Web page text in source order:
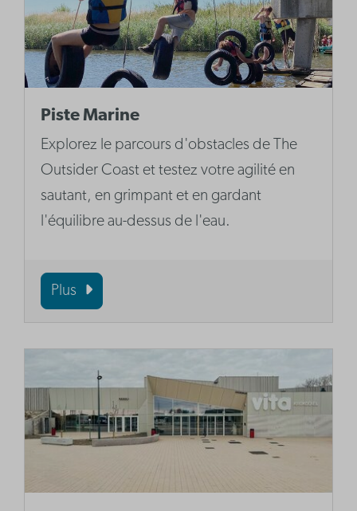
Piste Marine
Explorez le parcours d'obstacles de The
Outsider Coast et testez votre agilité en
sautant, en grimpant et en gardant
l'équilibre au-dessus de l'eau.
Plus